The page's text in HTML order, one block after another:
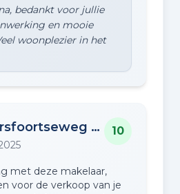
bedankt voor jullie
en mooie
woonplezier in het
Amersfoortseweg 7 c 10
met deze makelaar,
voor de verkoop van je